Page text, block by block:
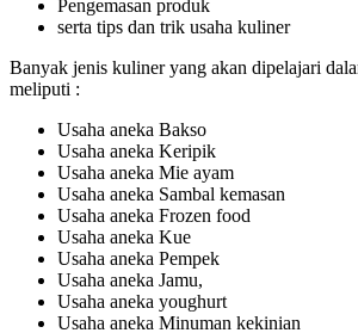
Pengemasan produk
serta tips dan trik usaha kuliner
Banyak jenis kuliner yang akan dipelajari
meliputi :
Usaha aneka Bakso
Usaha aneka Keripik
Usaha aneka Mie ayam
Usaha aneka Sambal kemasan
Usaha aneka Frozen food
Usaha aneka Kue
Usaha aneka Pempek
Usaha aneka Jamu,
Usaha aneka youghurt
Usaha aneka Minuman kekinian